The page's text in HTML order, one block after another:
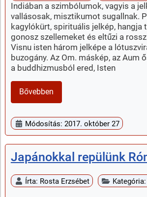
Indiában a szimbólumok, vagyis a
vallásosak, misztikumot sugallnak.
kagylókürt, spirituális jelkép, hangja
gonosz szellemeket és eltűzi a
Visnu isten három jelképe a
buzogány. Az Om. máskép, az Aum
a buddhizmusból ered, Isten
Bővebben
Módosítás: 2017. október 27
Japánokkal repülünk
Írta: Rosta Erzsébet Kategória: